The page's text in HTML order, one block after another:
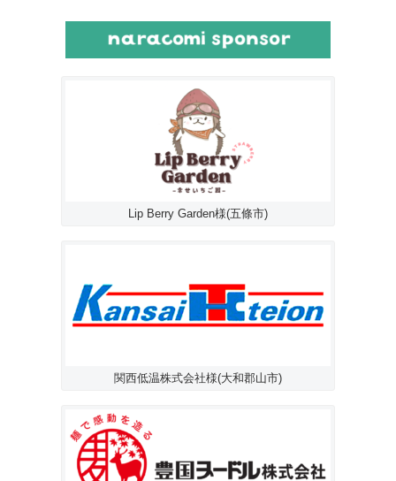
Lip Berry Garden様(五條市)
関西低温株式会社様(大和郡山市)